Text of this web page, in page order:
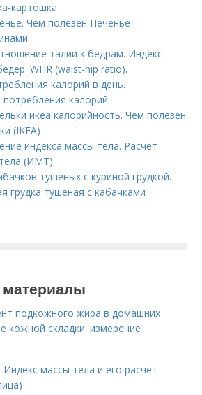
картошка
Чем полезен Печенье
талии к бедрам. Индекс
WHR (waist-hip ratio).
калорий в день.
калорий
икеа калорийность. Чем полезен
(IKEA)
индекса массы тела. Расчет
(ИМТ)
тушеных с куриной грудкой.
грудка тушеная с кабачками
подкожного жира в домашних
кожной складки: измерение
массы тела и его расчет